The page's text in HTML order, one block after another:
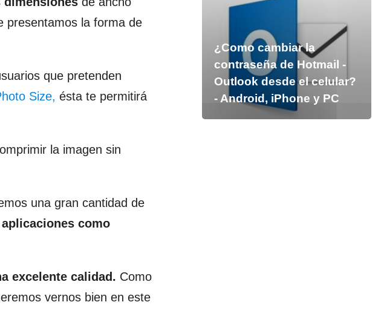
presentamos la forma de
que pretenden
Size, ésta te permitirá
la imagen sin
una gran cantidad de
aplicaciones como
excelente calidad. Como
vernos bien en este
¿Como cambiar la
contraseña de Hotmail -
Outlook desde el celular?
- Android, iPhone y PC